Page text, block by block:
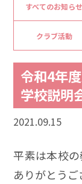
すべてのお知らせ
クラブ活動
令和4年
学校説明
2021.09.15
平素は本校
ありがとうご